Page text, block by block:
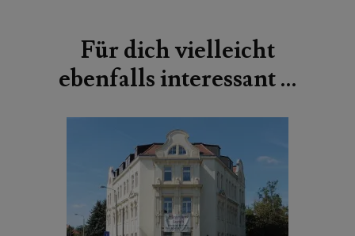
Für dich vielleicht
ebenfalls interessant …